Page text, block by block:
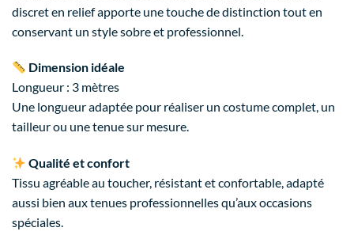
discret en relief apporte une touche de distinction tout en
conservant un style sobre et professionnel.
Dimension idéale
Longueur : 3 mètres
Une longueur adaptée pour réaliser un costume complet, un
tailleur ou une tenue sur mesure.
Qualité et confort
Tissu agréable au toucher, résistant et confortable, adapté
aussi bien aux tenues professionnelles qu’aux occasions
spéciales.